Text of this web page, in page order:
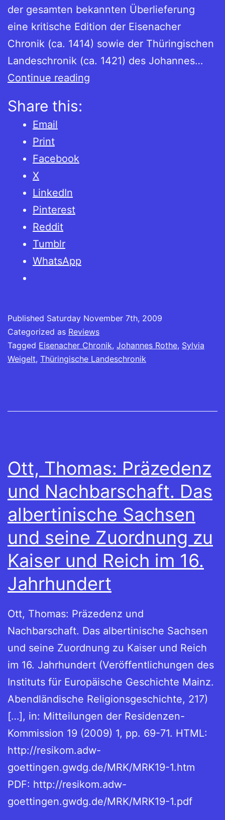
der gesamten bekannten Überlieferung
eine kritische Edition der Eisenacher
Chronik (ca. 1414) sowie der Thüringischen
Landeschronik (ca. 1421) des Johannes…
Continue reading
Share this:
Email
Print
Facebook
X
LinkedIn
Pinterest
Reddit
Tumblr
WhatsApp
Published Saturday November 7th, 2009
Categorized as Reviews
Tagged Eisenacher Chronik, Johannes Rothe, Sylvia
Weigelt, Thüringische Landeschronik
Ott, Thomas: Präzedenz
und Nachbarschaft. Das
albertinische Sachsen
und seine Zuordnung zu
Kaiser und Reich im 16.
Jahrhundert
Ott, Thomas: Präzedenz und
Nachbarschaft. Das albertinische Sachsen
und seine Zuordnung zu Kaiser und Reich
im 16. Jahrhundert (Veröffentlichungen des
Instituts für Europäische Geschichte Mainz.
Abendländische Religionsgeschichte, 217)
[…], in: Mitteilungen der Residenzen-
Kommission 19 (2009) 1, pp. 69-71. HTML:
http://resikom.adw-
goettingen.gwdg.de/MRK/MRK19-1.htm
PDF: http://resikom.adw-
goettingen.gwdg.de/MRK/MRK19-1.pdf